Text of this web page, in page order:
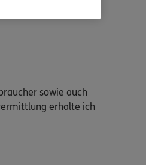
sowie auch
erhalte ich